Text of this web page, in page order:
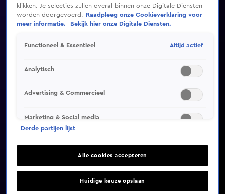
Video helaas niet gevonden
klikken. Je selecties zullen overal binnen onze Digitale Diensten
worden doorgevoerd.
Raadpleeg onze Cookieverklaring voor
meer informatie.
Bekijk hier onze Digitale Diensten.
Functioneel & Essentieel Altijd actief
Analytisch
Advertising & Commercieel
Marketing & Social media
Derde partijen lijst
Alle cookies accepteren
Huidige keuze opslaan